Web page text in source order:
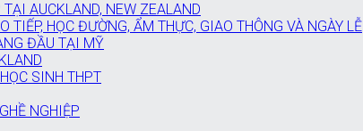
AUCKLAND, NEW ZEALAND
HỌC ĐƯỜNG, ẨM THỰC, GIAO THÔNG VÀ NGÀY LỄ
ĐẦU TẠI MỸ
SINH THPT
NGHIỆP